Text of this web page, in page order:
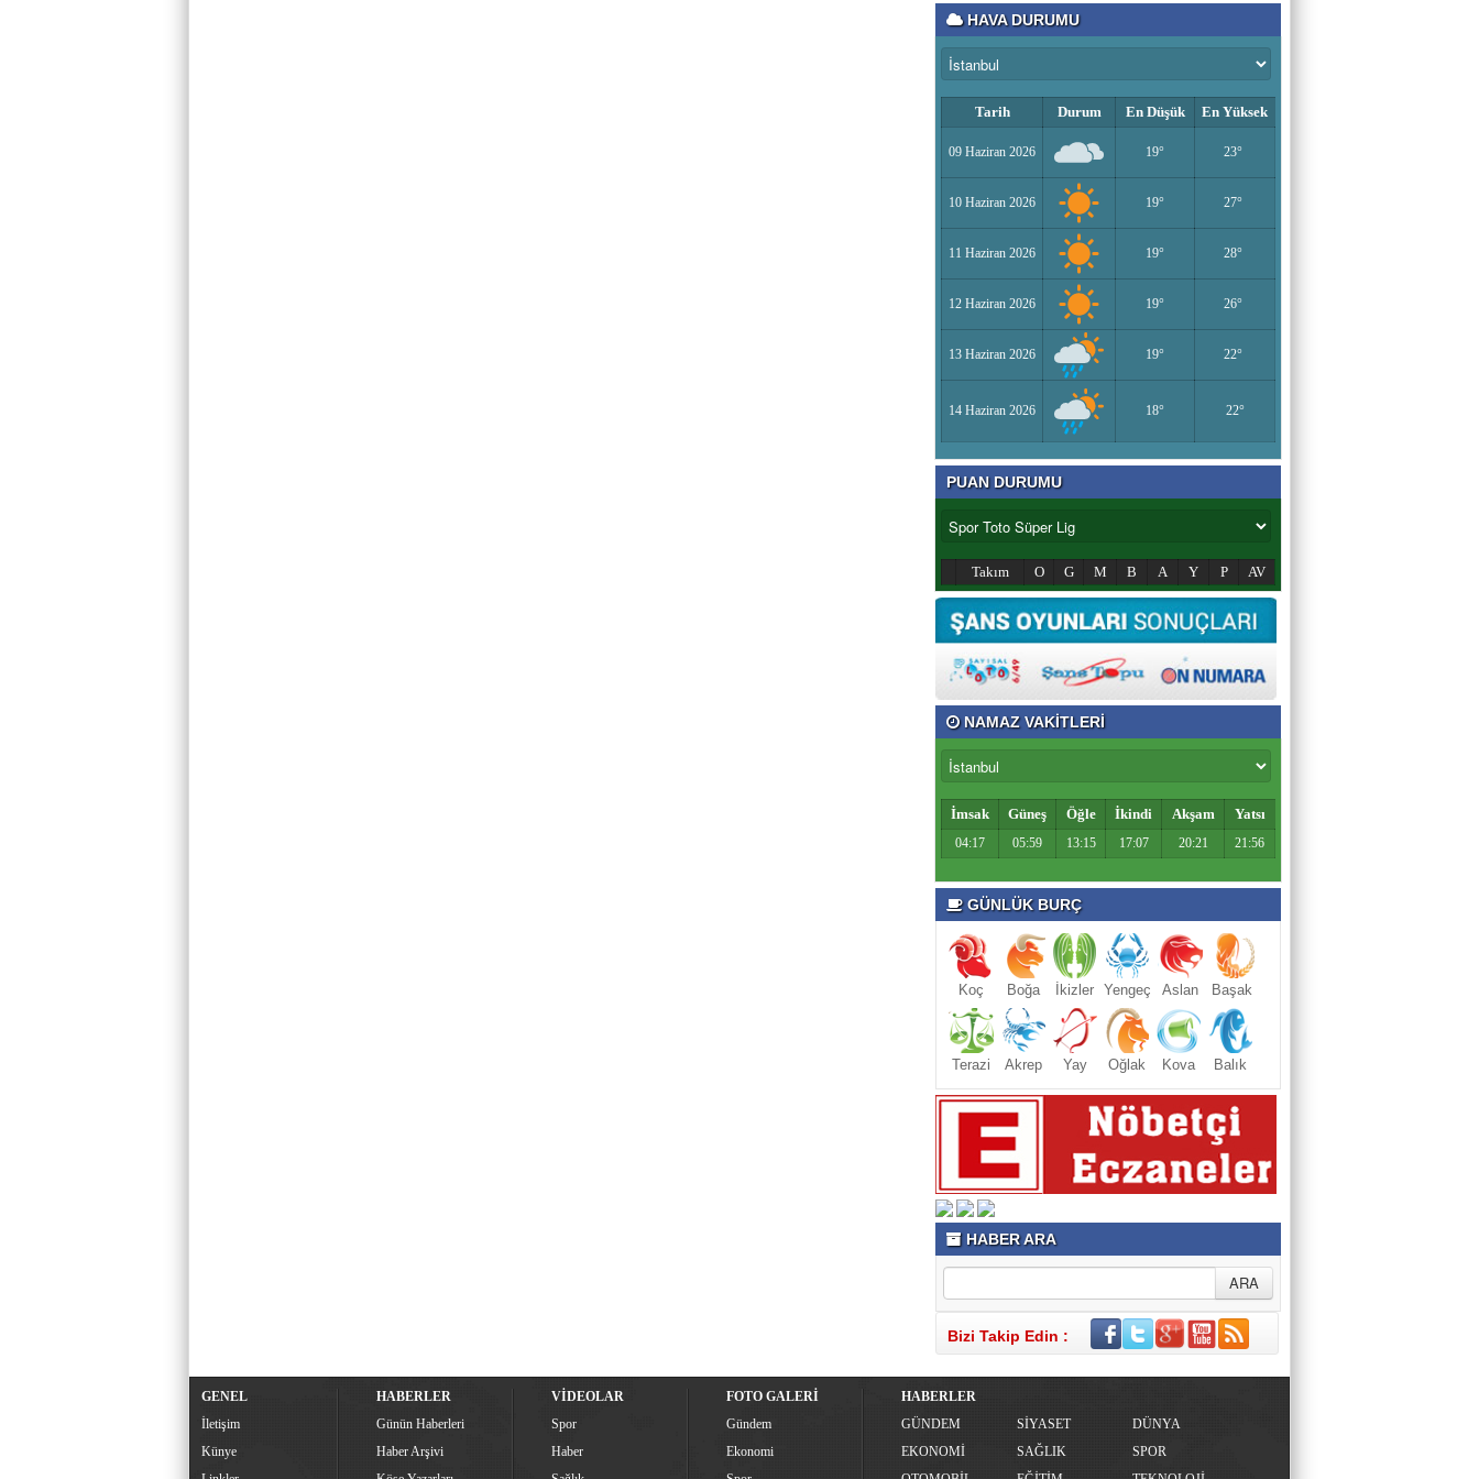
HAVA DURUMU
Tarih Durum En Düşük En Yüksek
09 Haziran 2026 19° 23°
10 Haziran 2026 19° 27°
11 Haziran 2026 19° 28°
12 Haziran 2026 19° 26°
13 Haziran 2026 19° 22°
14 Haziran 2026 18° 22°
PUAN DURUMU
Takım O G M B A Y P AV
NAMAZ VAKİTLERİ
İmsak Güneş Öğle İkindi Akşam Yatsı
04:17 05:59 13:15 17:07 20:21 21:56
GÜNLÜK BURÇ
Koç Boğa İkizler Yengeç Aslan Başak
Terazi Akrep Yay Oğlak Kova Balık
HABER ARA
Bizi Takip Edin :
GENEL
İletişim
Künye
HABERLER
Günün Haberleri
Haber Arşivi
VİDEOLAR
Spor
Haber
FOTO GALERİ
Gündem
Ekonomi
HABERLER
GÜNDEM
SİYASET
DÜNYA
EKONOMİ
SAĞLIK
SPOR